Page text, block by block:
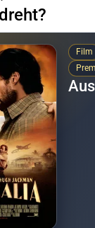
Film